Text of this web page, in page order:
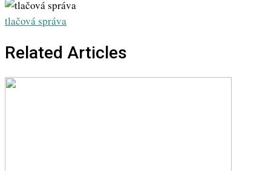
tlačová správa
Related Articles